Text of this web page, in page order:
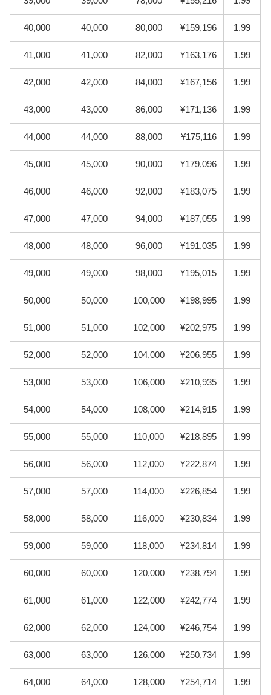
40,000 40,000 80,000 ¥159,196 1.99
41,000 41,000 82,000 ¥163,176 1.99
42,000 42,000 84,000 ¥167,156 1.99
43,000 43,000 86,000 ¥171,136 1.99
44,000 44,000 88,000 ¥175,116 1.99
45,000 45,000 90,000 ¥179,096 1.99
46,000 46,000 92,000 ¥183,075 1.99
47,000 47,000 94,000 ¥187,055 1.99
48,000 48,000 96,000 ¥191,035 1.99
49,000 49,000 98,000 ¥195,015 1.99
50,000 50,000 100,000 ¥198,995 1.99
51,000 51,000 102,000 ¥202,975 1.99
52,000 52,000 104,000 ¥206,955 1.99
53,000 53,000 106,000 ¥210,935 1.99
54,000 54,000 108,000 ¥214,915 1.99
55,000 55,000 110,000 ¥218,895 1.99
56,000 56,000 112,000 ¥222,874 1.99
57,000 57,000 114,000 ¥226,854 1.99
58,000 58,000 116,000 ¥230,834 1.99
59,000 59,000 118,000 ¥234,814 1.99
60,000 60,000 120,000 ¥238,794 1.99
61,000 61,000 122,000 ¥242,774 1.99
62,000 62,000 124,000 ¥246,754 1.99
63,000 63,000 126,000 ¥250,734 1.99
64,000 64,000 128,000 ¥254,714 1.99